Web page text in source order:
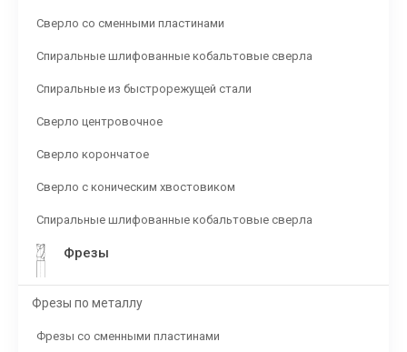
Сверло со сменными пластинами
Спиральные шлифованные кобальтовые сверла
Спиральные из быстрорежущей стали
Сверло центровочное
Сверло корончатое
Сверло с коническим хвостовиком
Спиральные шлифованные кобальтовые сверла
Фрезы
Фрезы по металлу
Фрезы со сменными пластинами